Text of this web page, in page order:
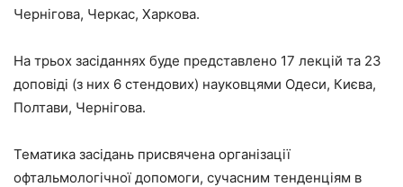
Чернігова, Черкас, Харкова.
На трьох засіданнях буде представлено 17 лекцій та 23
доповіді (з них 6 стендових) науковцями Одеси, Києва,
Полтави, Чернігова.
Тематика засідань присвячена організації
офтальмологічної допомоги, сучасним тенденціям в